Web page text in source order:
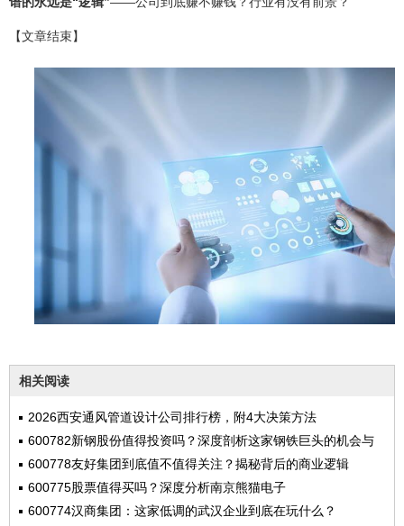
【文章结束】
相关阅读
2026西安通风管道设计公司排行榜，附4大决策方法
600782新钢股份值得投资吗？深度剖析这家钢铁巨头的机会与
风险
600778友好集团到底值不值得关注？揭秘背后的商业逻辑
600775股票值得买吗？深度分析南京熊猫电子
600774汉商集团：这家低调的武汉企业到底在玩什么？